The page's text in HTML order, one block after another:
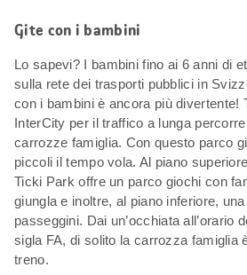
Gite con i bambini
Lo sapevi? I bambini fino ai 6 anni di
sulla rete dei trasporti pubblici in
con i bambini è ancora più divertente!
InterCity per il traffico a lunga
carrozze famiglia. Con questo parco
piccoli il tempo vola. Al piano
Ticki Park offre un parco giochi con
giungla e inoltre, al piano inferiore,
passeggini. Dai un’occhiata all’orario
sigla FA, di solito la carrozza famiglia
treno.